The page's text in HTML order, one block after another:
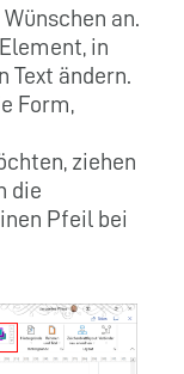
an.
in
Text ändern.
Form,
ziehen
die
Pfeil bei